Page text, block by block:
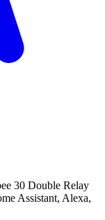
30 Double Relay
Assistant, Alexa,